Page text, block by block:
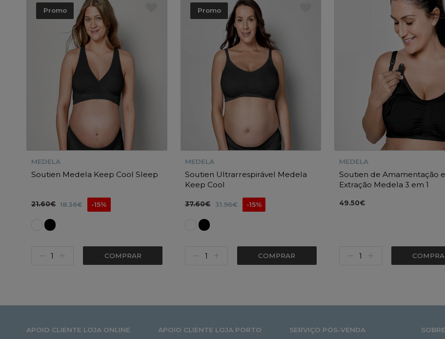
Promo
MEDELA
Soutien Medela Keep Cool Sleep
21.60€ 18.36€ -15%
COMPRAR
Promo
MEDELA
Soutien Ultrarrespirável Medela
Keep Cool
37.60€ 31.96€ -15%
COMPRAR
MEDELA
Soutien de Amamentação e
Extração Medela 3 em 1
49.50€
APOIO CLIENTE LOJA ONLINE APOIO CLIENTE LOJA PORTO SERVIÇO PÓS-VENDA